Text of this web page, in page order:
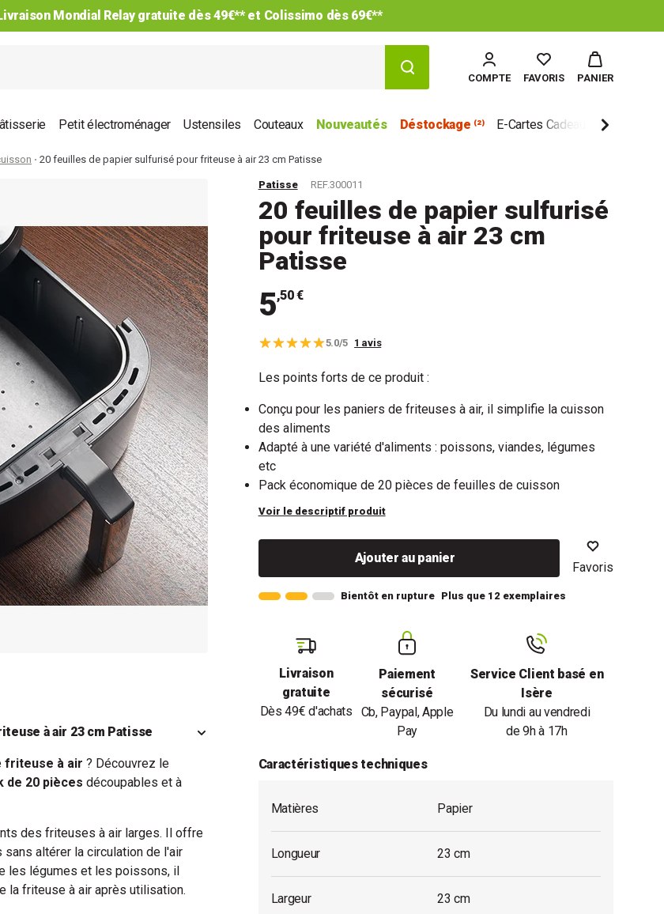
Mondial Relay gratuite dès 49€** et Colissimo dès 69€**
COMPTE FAVORIS PANIER
Petit électroménager Ustensiles Couteaux Nouveautés Déstockage ⁽²⁾ E-Cartes Cadeau Marques
20 feuilles de papier sulfurisé pour friteuse à air 23 cm Patisse
Patisse REF.300011
20 feuilles de papier sulfurisé
pour friteuse à air 23 cm
Patisse
5,50 €
5.0/5 1 avis
Les points forts de ce produit :
Conçu pour les paniers de friteuses à air, il simplifie la cuisson
des aliments
Adapté à une variété d'aliments : poissons, viandes, légumes
etc
Pack économique de 20 pièces de feuilles de cuisson
Voir le descriptif produit
Ajouter au panier
Favoris
Bientôt en rupture Plus que 12 exemplaires
Livraison
gratuite
Dès 49€ d'achats
Paiement
sécurisé
Cb, Paypal, Apple
Pay
Service Client basé en
Isère
Du lundi au vendredi
de 9h à 17h
Caractéristiques techniques
Matières Papier
Longueur 23 cm
Largeur 23 cm
à air 23 cm Patisse
friteuse à air ? Découvrez le
de 20 pièces découpables et à
des friteuses à air larges. Il offre
altérer la circulation de l'air
les légumes et les poissons, il
la friteuse à air après utilisation.